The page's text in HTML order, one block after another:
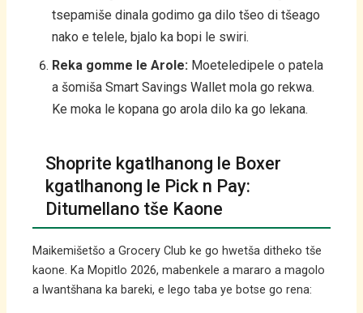
tsepamiše dinala godimo ga dilo tšeo di tšeago
nako e telele, bjalo ka bopi le swiri.
Reka gomme le Arole: Moeteledipele o patela
a šomiša Smart Savings Wallet mola go rekwa.
Ke moka le kopana go arola dilo ka go lekana.
Shoprite kgatlhanong le Boxer
kgatlhanong le Pick n Pay:
Ditumellano tše Kaone
Maikemišetšo a Grocery Club ke go hwetša ditheko tše
kaone. Ka Mopitlo 2026, mabenkele a mararo a magolo
a lwantšhana ka bareki, e lego taba ye botse go rena: